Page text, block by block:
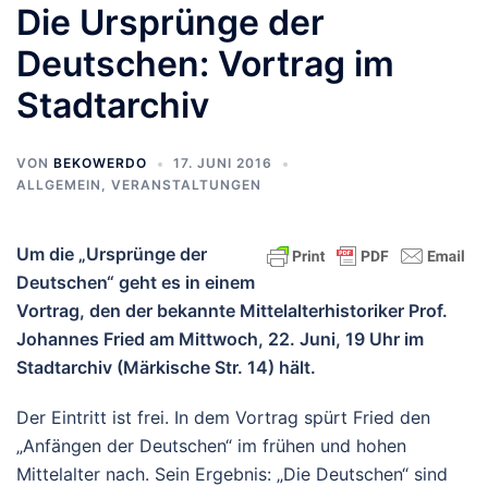
Die Ursprünge der
Deutschen: Vortrag im
Stadtarchiv
VON BEKOWERDO
17. JUNI 2016
ALLGEMEIN , VERANSTALTUNGEN
Um die „Ursprünge der
Deutschen“ geht es in einem
Vortrag, den der bekannte Mittelalterhistoriker Prof.
Johannes Fried am Mittwoch, 22. Juni, 19 Uhr im
Stadtarchiv (Märkische Str. 14) hält.
Der Eintritt ist frei. In dem Vortrag spürt Fried den
„Anfängen der Deutschen“ im frühen und hohen
Mittelalter nach. Sein Ergebnis: „Die Deutschen“ sind